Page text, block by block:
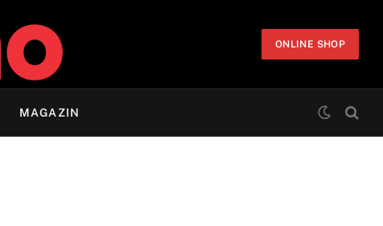
ONLINE SHOP
MAGAZIN